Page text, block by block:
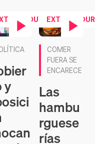
y
COMER
FUERA SE
ENCARECE
Las
hambu
rguese
rías